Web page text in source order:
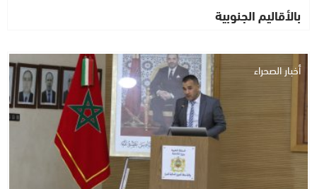
بالأقاليم الجنوبية
أخبار الصحراء